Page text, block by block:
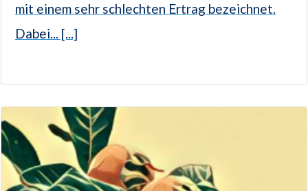
mit einem sehr schlechten Ertrag bezeichnet.
Dabei... [...]